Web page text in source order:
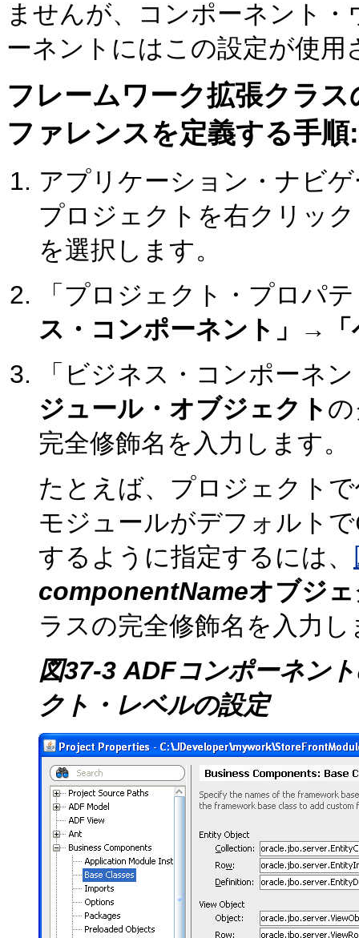
ませんが、コンポーネント
ーネントにはこの設定が使用
フレームワーク拡張クラ
ファレンスを定義する手順:
アプリケーション・ナビ
プロジェクトを右クリッ
を選択します。
「プロジェクト・プロパ
ス・コンポーネント」→「
「ビジネス・コンポーネ
ジュール・オブジェクト
完全修飾名を入力します。
たとえば、プロジェクト
モジュールがデフォルトで
するように指定するには、
componentNameオブジ
ラスの完全修飾名を入力し
図37-3 ADFコンポーネン
クト・レベルの設定